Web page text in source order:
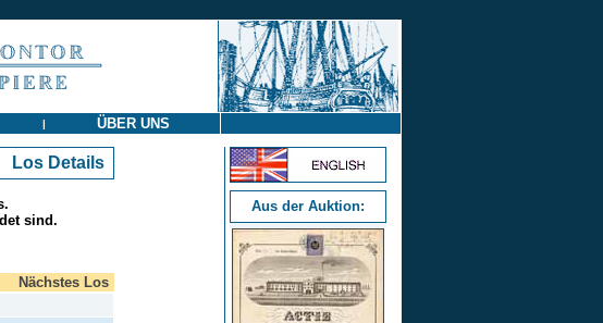
| ÜBER UNS
Los Details
sind.
Nächstes Los
Aus der Auktion: